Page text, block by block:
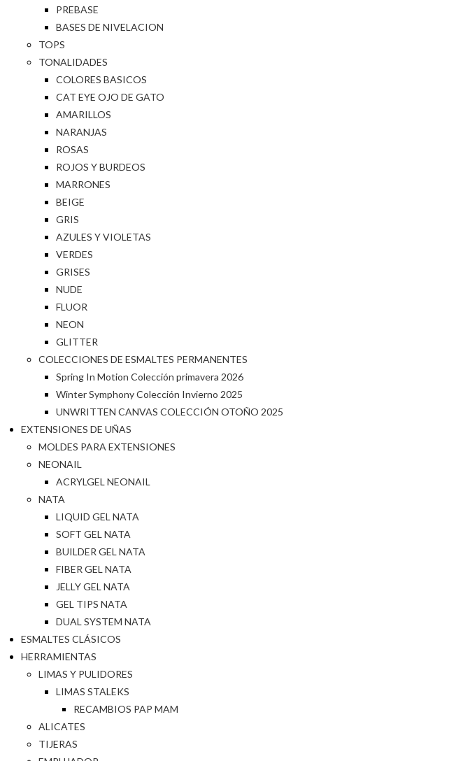
PREBASE
BASES DE NIVELACION
TOPS
TONALIDADES
COLORES BASICOS
CAT EYE OJO DE GATO
AMARILLOS
NARANJAS
ROSAS
ROJOS Y BURDEOS
MARRONES
BEIGE
GRIS
AZULES Y VIOLETAS
VERDES
GRISES
NUDE
FLUOR
NEON
GLITTER
COLECCIONES DE ESMALTES PERMANENTES
Spring In Motion Colección primavera 2026
Winter Symphony Colección Invierno 2025
UNWRITTEN CANVAS COLECCIÓN OTOÑO 2025
EXTENSIONES DE UÑAS
MOLDES PARA EXTENSIONES
NEONAIL
ACRYLGEL NEONAIL
NATA
LIQUID GEL NATA
SOFT GEL NATA
BUILDER GEL NATA
FIBER GEL NATA
JELLY GEL NATA
GEL TIPS NATA
DUAL SYSTEM NATA
ESMALTES CLÁSICOS
HERRAMIENTAS
LIMAS Y PULIDORES
LIMAS STALEKS
RECAMBIOS PAP MAM
ALICATES
TIJERAS